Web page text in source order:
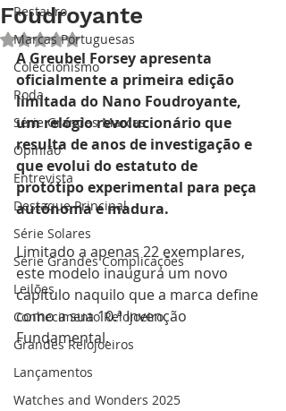
Restauro
Marcas Portuguesas
Coleccionismo
Roda
Série Grandes Marcas
Opinião
Entrevista
Destaque Principal
Série Solares
Série Grandes Complicações
Leilões
Conhecimento Relojoeiro
Grandes Relojoeiros
Lançamentos
Watches and Wonders 2025
Foudroyante
Avaliado com NaN de 5 estrelas.
A Greubel Forsey apresenta
oficialmente a primeira edição
limitada do Nano Foudroyante,
um relógio revolucionário que
resulta de anos de investigação e
que evolui do estatuto de
protótipo experimental para peça
autónoma e madura.
Limitado a apenas 22 exemplares,
este modelo inaugura um novo
capítulo naquilo que a marca define
como a sua 10.ª Invenção
Fundamental.